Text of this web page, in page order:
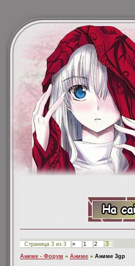
Страница 3 из 3 « 1 2 3
Аниме - Форум » Аниме » Аниме 3gp